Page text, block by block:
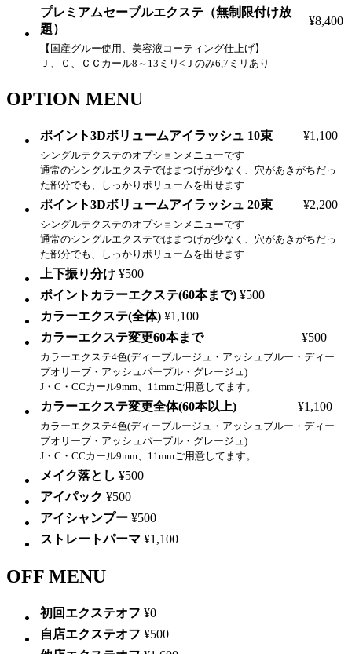
プレミアムセーブルエクステ（無制限付け放
題）
¥8,400
【国産グルー使用、美容液コーティング仕上げ】
Ｊ、Ｃ、ＣＣカール8～13ミリ<Ｊのみ6,7ミリあり
OPTION MENU
ポイント3Dボリュームアイラッシュ 10束 ¥1,100
シングルテクステのオプションメニューです
通常のシングルエクステではまつげが少なく、穴があきがちだっ
た部分でも、しっかりボリュームを出せます
ポイント3Dボリュームアイラッシュ 20束 ¥2,200
シングルテクステのオプションメニューです
通常のシングルエクステではまつげが少なく、穴があきがちだっ
た部分でも、しっかりボリュームを出せます
上下振り分け ¥500
ポイントカラーエクステ(60本まで) ¥500
カラーエクステ(全体) ¥1,100
カラーエクステ変更60本まで
¥500
カラーエクステ4色(ディープルージュ・アッシュブルー・ディー
プオリーブ・アッシュパープル・グレージュ)
J・C・CCカール9mm、11mmご用意してます。
カラーエクステ変更全体(60本以上) ¥1,100
カラーエクステ4色(ディープルージュ・アッシュブルー・ディー
プオリーブ・アッシュパープル・グレージュ)
J・C・CCカール9mm、11mmご用意してます。
メイク落とし ¥500
アイパック ¥500
アイシャンプー ¥500
ストレートパーマ ¥1,100
OFF MENU
初回エクステオフ ¥0
自店エクステオフ ¥500